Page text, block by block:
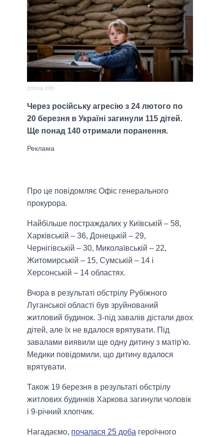
zmina.info
Через російську агресію з 24 лютого по
20 березня в Україні загинули 115 дітей.
Ще понад 140 отримали поранення.
Про це повідомляє Офіс генерального
прокурора.
Найбільше постраждалих у Київській – 58,
Харківській – 36, Донецькій – 29,
Чернігівській – 30, Миколаївській – 22,
Житомирській – 15, Сумській – 14 і
Херсонській – 14 областях.
Вчора в результаті обстрілу Рубіжного
Луганської області був зруйнований
житловий будинок. З-під завалів дістали двох
дітей, але їх не вдалося врятувати. Під
завалами виявили ще одну дитину з матір'ю.
Медики повідомили, що дитину вдалося
врятувати.
Також 19 березня в результаті обстрілу
житлових будинків Харкова загинули чоловік
і 9-річний хлопчик.
Нагадаємо, почалася 25 доба героїчного